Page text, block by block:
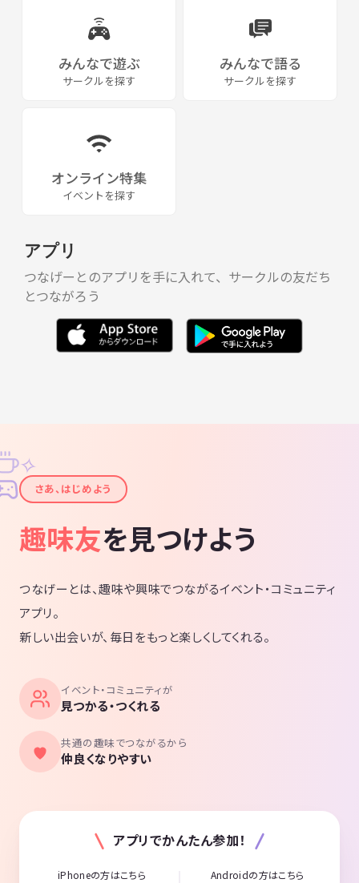
みんなで遊ぶ
サークルを探す
みんなで語る
サークルを探す
オンライン特集
イベントを探す
アプリ
つなげーとのアプリを手に入れて、サークルの友だち
とつながろう
✦
✧
さあ、はじめよう
趣味友を見つけよう
つなげーとは、趣味や興味でつながるイベント・コミュニティ
アプリ。
新しい出会いが、毎日をもっと楽しくしてくれる。
イベント・コミュニティが
見つかる・つくれる
共通の趣味でつながるから
仲良くなりやすい
アプリでかんたん参加！
iPhoneの方はこちら Androidの方はこちら